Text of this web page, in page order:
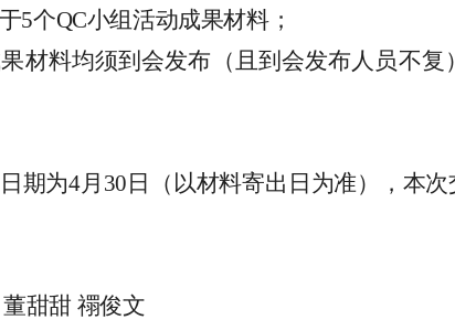
5个QC小组活动成果材料；
材料均须到会发布（且到会发布人员不复
期为4月 30 日（以材料寄出日为准），本
董甜甜 禤俊文